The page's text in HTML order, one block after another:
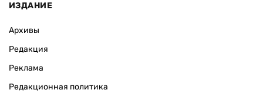
ИЗДАНИЕ
Архивы
Редакция
Реклама
Редакционная политика